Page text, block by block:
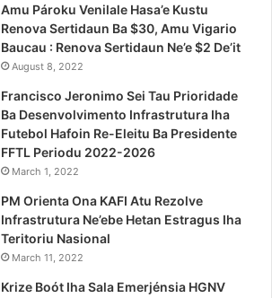
Amu Pároku Venilale Hasa’e Kustu
Renova Sertidaun Ba $30, Amu Vigario
Baucau : Renova Sertidaun Ne’e $2 De’it
August 8, 2022
Francisco Jeronimo Sei Tau Prioridade
Ba Desenvolvimento Infrastrutura Iha
Futebol Hafoin Re-Eleitu Ba Presidente
FFTL Periodu 2022-2026
March 1, 2022
PM Orienta Ona KAFI Atu Rezolve
Infrastrutura Ne’ebe Hetan Estragus Iha
Teritoriu Nasional
March 11, 2022
Krize Boót Iha Sala Emerjénsia HGNV